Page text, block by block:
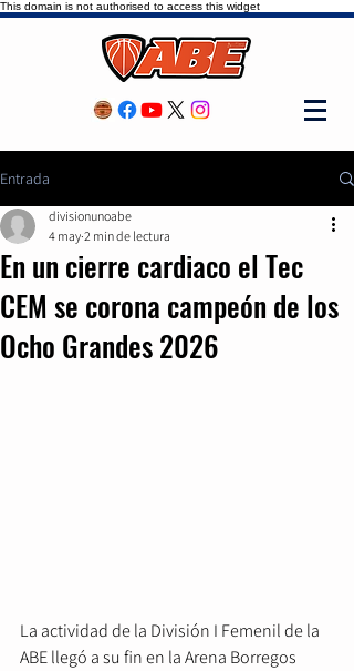
This domain is not authorised to access this widget
Entrada
En un cierre cardiaco el Tec
CEM se corona campeón de los
Ocho Grandes 2026
divisionunoabe
4 may 2 min de lectura
La actividad de la División I Femenil de la
ABE llegó a su fin en la Arena Borregos